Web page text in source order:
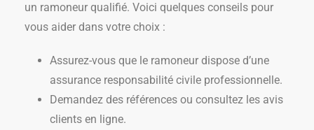
un ramoneur qualifié. Voici quelques conseils pour
vous aider dans votre choix :
Assurez-vous que le ramoneur dispose d’une
assurance responsabilité civile professionnelle.
Demandez des références ou consultez les avis
clients en ligne.